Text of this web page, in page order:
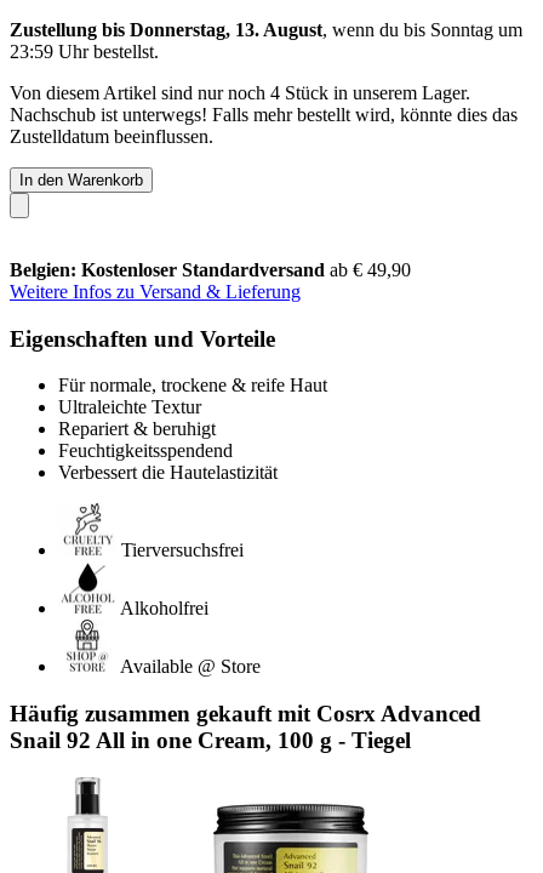
Zustellung bis Donnerstag, 13. August, wenn du bis Sonntag um
23:59 Uhrbestellst.
Von diesem Artikel sind nur noch 4 Stück in unserem Lager.
Nachschub ist unterwegs! Falls mehr bestellt wird, könnte dies das
Zustelldatum beeinflussen.
In den Warenkorb
Belgien: Kostenloser Standardversand ab € 49,90
Weitere Infos zu Versand & Lieferung
Eigenschaften und Vorteile
Für normale, trockene & reife Haut
Ultraleichte Textur
Repariert & beruhigt
Feuchtigkeitsspendend
Verbessert die Hautelastizität
Tierversuchsfrei
Alkoholfrei
Available @ Store
Häufig zusammen gekauft mit Cosrx Advanced
Snail 92 All in one Cream, 100 g - Tiegel